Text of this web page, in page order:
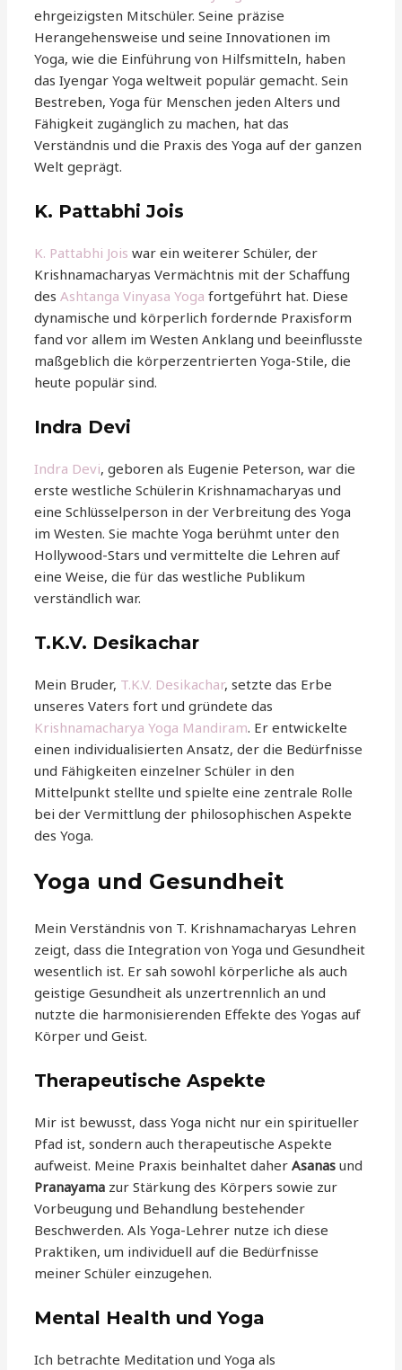
ehrgeizigsten Mitschüler. Seine präzise
Herangehensweise und seine Innovationen im
Yoga, wie die Einführung von Hilfsmitteln, haben
das Iyengar Yoga weltweit populär gemacht. Sein
Bestreben, Yoga für Menschen jeden Alters und
Fähigkeit zugänglich zu machen, hat das
Verständnis und die Praxis des Yoga auf der ganzen
Welt geprägt.
K. Pattabhi Jois
K. Pattabhi Jois war ein weiterer Schüler, der
Krishnamacharyas Vermächtnis mit der Schaffung
desAshtanga Vinyasa Yoga fortgeführt hat. Diese
dynamische und körperlich fordernde Praxisform
fand vor allem im Westen Anklang und beeinflusste
maßgeblich die körperzentrierten Yoga-Stile, die
heute populär sind.
Indra Devi
Indra Devi, geboren als Eugenie Peterson, war die
erste westliche Schülerin Krishnamacharyas und
eine Schlüsselperson in der Verbreitung des Yoga
im Westen. Sie machte Yoga berühmt unter den
Hollywood-Stars und vermittelte die Lehren auf
eine Weise, die für das westliche Publikum
verständlich war.
T.K.V. Desikachar
Mein Bruder, T.K.V. Desikachar, setzte das Erbe
unseres Vaters fort und gründete das
Krishnamacharya Yoga Mandiram. Er entwickelte
einen individualisierten Ansatz, der die Bedürfnisse
und Fähigkeiten einzelner Schüler in den
Mittelpunkt stellte und spielte eine zentrale Rolle
bei der Vermittlung der philosophischen Aspekte
des Yoga.
Yoga und Gesundheit
Mein Verständnis von T. Krishnamacharyas Lehren
zeigt, dass die Integration von Yoga und Gesundheit
wesentlich ist. Er sah sowohl körperliche als auch
geistige Gesundheit als unzertrennlich an und
nutzte die harmonisierenden Effekte des Yogas auf
Körper und Geist.
Therapeutische Aspekte
Mir ist bewusst, dass Yoga nicht nur ein spiritueller
Pfad ist, sondern auch therapeutische Aspekte
aufweist. Meine Praxis beinhaltet daherAsanas und
Pranayama zur Stärkung des Körpers sowie zur
Vorbeugung und Behandlung bestehender
Beschwerden. Als Yoga-Lehrer nutze ich diese
Praktiken, um individuell auf die Bedürfnisse
meiner Schüler einzugehen.
Mental Health und Yoga
Ich betrachte Meditation und Yoga als